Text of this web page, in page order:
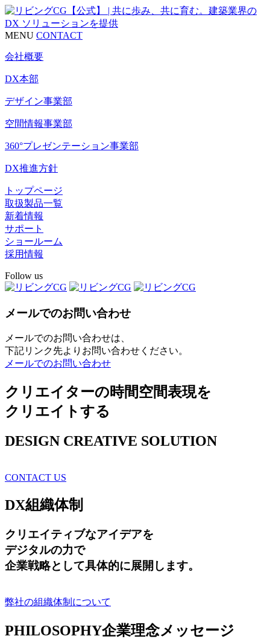
MENU CONTACT
会社概要
DX本部
デザイン事業部
空間情報事業部
360°プレゼンテーション事業部
DX推進方針
トップページ
取扱製品一覧
新着情報
サポート
ショールーム
採用情報
Follow us
メールでのお問い合わせ
メールでのお問い合わせは、
下記リンク先よりお問い合わせください。
メールでのお問い合わせ
クリエイターの時間空間表現を
クリエイトする
DESIGN CREATIVE SOLUTION
CONTACT US
DX組織体制
クリエイティブなアイデアを
デジタルの力で
企業戦略として具体的に展開します。
弊社の組織体制について
PHILOSOPHY企業理念メッセージ